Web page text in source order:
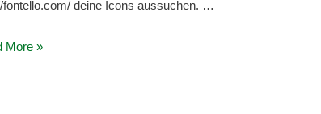
fontello.com/ deine Icons aussuchen. …
More »